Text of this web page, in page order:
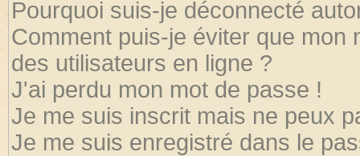
Pourquoi suis-je déconnecté
Comment puis-je éviter que mon
des utilisateurs en ligne ?
J'ai perdu mon mot de passe !
Je me suis inscrit mais ne peux
Je me suis enregistré dans le